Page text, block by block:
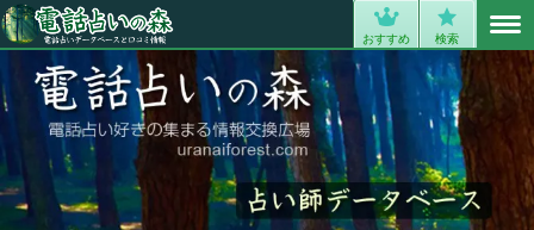
おすすめ 検索